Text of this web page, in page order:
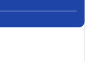
Номер